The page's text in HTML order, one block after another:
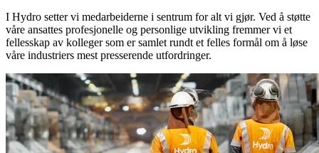
I Hydro setter vi medarbeiderne i sentrum for alt vi gjør. Ved å støtte
våre ansattes profesjonelle og personlige utvikling fremmer vi et
fellesskap av kolleger som er samlet rundt et felles formål om å løse
våre industriers mest presserende utfordringer.